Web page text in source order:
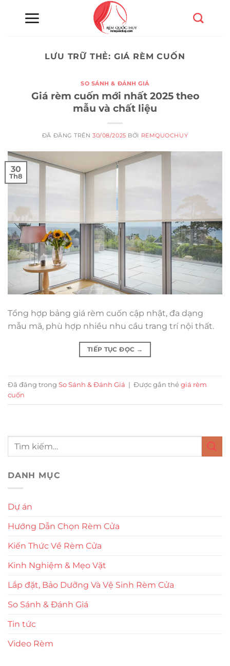
LƯU TRỮ THẺ: GIÁ RÈM CUỐN
SO SÁNH & ĐÁNH GIÁ
Giá rèm cuốn mới nhất 2025 theo
mẫu và chất liệu
ĐÃ ĐĂNG TRÊN30/08/2025 BỞI REMQUOCHUY
30
Th8
Tổng hợp bảng giá rèm cuốn cập nhật, đa dạng
mẫu mã, phù hợp nhiều nhu cầu trang trí nội thất.
TIẾP TỤC ĐỌC →
Đã đăng trong So Sánh & Đánh Giá | Được gắn thẻ giá rèm
cuốn
DANH MỤC
Dự án
Hướng Dẫn Chọn Rèm Cửa
Kiến Thức Về Rèm Cửa
Kinh Nghiệm & Mẹo Vặt
Lắp đặt, Bảo Dưỡng Và Vệ Sinh Rèm Cửa
So Sánh & Đánh Giá
Tin tức
Video Rèm